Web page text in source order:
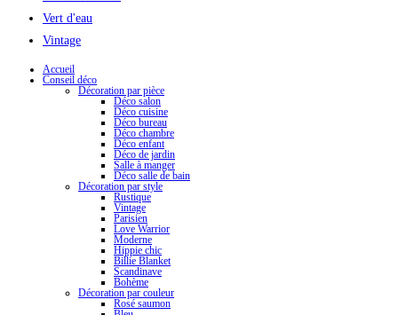
Vert d'eau
Vintage
Accueil
Conseil déco
Décoration par pièce
Déco salon
Déco cuisine
Déco bureau
Déco chambre
Déco enfant
Déco de jardin
Salle à manger
Déco salle de bain
Décoration par style
Rustique
Vintage
Parisien
Love Warrior
Moderne
Hippie chic
Billie Blanket
Scandinave
Bohème
Décoration par couleur
Rosé saumon